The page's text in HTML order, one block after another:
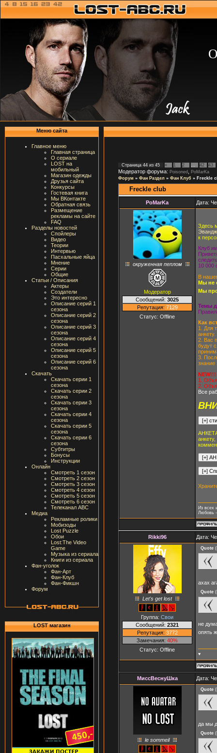
Меню сайта
Главное меню
Главная страница
О сериале
LOST на
мобильный
Магазин одежды
Друзья сайта
Конкурсы
Гостевая книга
Мы ВКонтакте
Обратная связь
Размещение
рекламы на сайте
FAQ
Разделы новостей
Спойлеры
Видео
Теории
Интервью
Пасхальные яйца
Мнение
Серии
Общие
Статьи / Описания
Актеры
Создатели
Это интересно
Описание серий 1
сезона
Описание серий 2
сезона
Описание серий 3
сезона
Описание серий 4
сезона
Описание серий 5
сезона
Описание серий 6
сезона
Скачать
Скачать серии 1
сезона
Скачать серии 2
сезона
Скачать серии 3
сезона
Скачать серии 4
сезона
Скачать серии 5
сезона
Скачать серии 6
сезона
Субтитры
Бонусы
Инструкции
Онлайн
Смотреть 1 сезон
Смотреть 2 сезон
Смотреть 3 сезон
Смотреть 4 сезон
Смотреть 5 сезон
Смотреть 6 сезон
Телеканал ABC
Медиа
Рекламные ролики
Мобизоды
Lost Puzzle
Обои
Lost:The Video
Game
Музыка из сериала
Книги из сериала
Фан-уголок
Фан-Арт
Фан-Клуб
Фан-Фикшн
Форум
LOST магазин
Страница 44 из 45 « 1 2 42 43
Модератор форума: Poisoned
PoMarKa
Форум » Фан Раздел » Фан Клуб » Freckle
Freckle club
PoMarKa Дата:
окруженная пеплом
Модератор
Сообщений: 3025
Репутация: 7129
Статус: Offline
Здесь
к
Клуб
10 000
В
Мы не
Мы
Темы
Как
1. Для
2. Вас
будут
3.
знание
1.
2.
Все
Из всех
Любовь -
Rikki96 Дата:
Let's get lost
Группа: Свои
Сообщений: 2321
Репутация: 3772
Замечания: 40%
Статус: Offline
Quote (
ахах
Quote (
не
опять
♥
МиссВеснуШка Дата:
le sommeil
Quote (
да мы
Quote (